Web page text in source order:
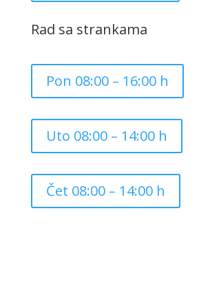
Rad sa strankama
Pon 08:00 – 16:00 h
Uto 08:00 – 14:00 h
Čet 08:00 – 14:00 h